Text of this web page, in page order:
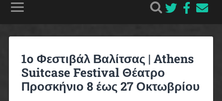
1o Φεστιβάλ Βαλίτσας | Athens
Suitcase Festival Θέατρο
Προσκήνιο 8 έως 27 Οκτωβρίου